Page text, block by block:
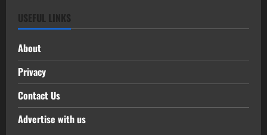
USEFUL LINKS
About
Privacy
Contact Us
Advertise with us